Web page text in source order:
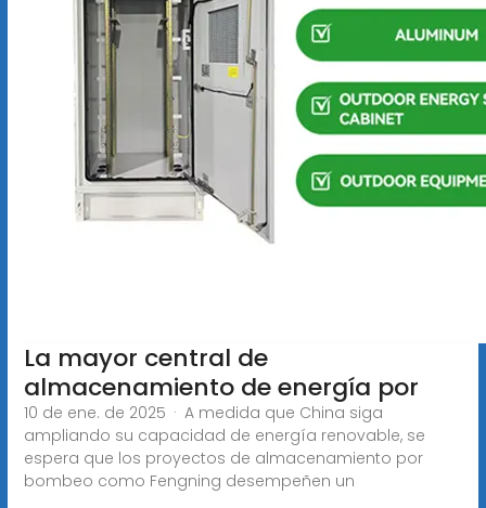
La mayor central de
almacenamiento de energía por
10 de ene. de 2025 · A medida que China siga
ampliando su capacidad de energía renovable, se
espera que los proyectos de almacenamiento por
bombeo como Fengning desempeñen un